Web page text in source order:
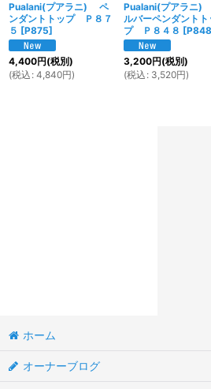
Pualani(プアラニ) ペ
ンダントトップ Ｐ８７
５ [P875]
4,400円(税別)
(税込 : 4,840円)
Pualani(プアラニ
ルバーペンダントト
プ Ｐ８４８ [P848
3,200円(税別)
(税込 : 3,520円)
ホーム
オーナーブログ